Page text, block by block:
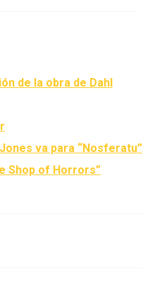
de la obra de Dahl
va para “Nosferatu”
Shop of Horrors”